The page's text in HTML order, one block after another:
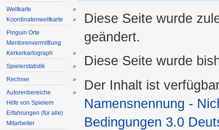
Weltkarte
»
Koordinatenweltkarte
»
Pinguin Orte
Mentorenvermittlung
Kerkerkartograph
»
Spielerstatistik
»
Rechner
»
Autorenbereiche
»
Hilfe von Spielern
Erfahrungen (für alle)
Mitarbeiter
Diese Seite wurde
geändert.
Diese Seite wurde
Der Inhalt ist
Namensnennung -
Bedingungen 3.0